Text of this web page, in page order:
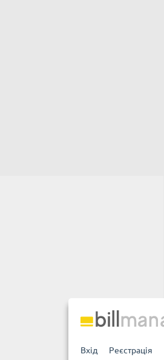
Вхід Реєстрація